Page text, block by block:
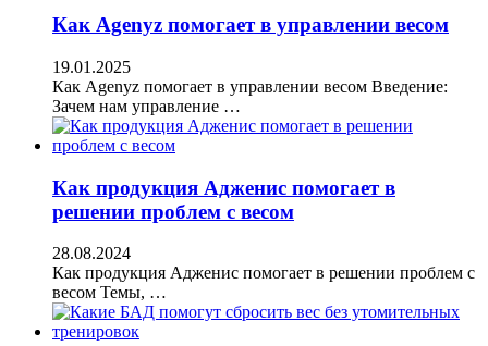
Как Agenyz помогает в управлении весом
19.01.2025
Как Agenyz помогает в управлении весом Введение:
Зачем нам управление …
Как продукция Адженис помогает в
решении проблем с весом
28.08.2024
Как продукция Адженис помогает в решении проблем с
весом Темы, …